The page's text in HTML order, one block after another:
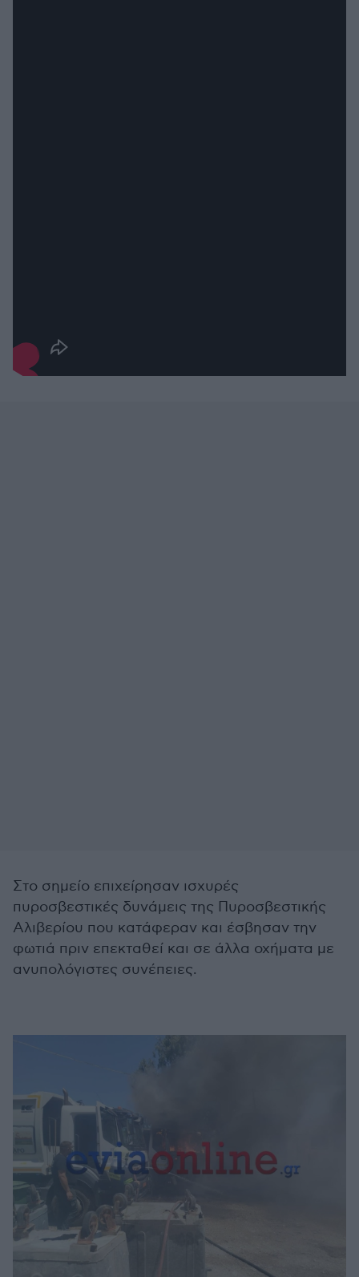
Στο σημείο επιχείρησαν ισχυρές
πυροσβεστικές δυνάμεις της Πυροσβεστικής
Αλιβερίου που κατάφεραν και έσβησαν την
φωτιά πριν επεκταθεί και σε άλλα οχήματα με
ανυπολόγιστες συνέπειες.